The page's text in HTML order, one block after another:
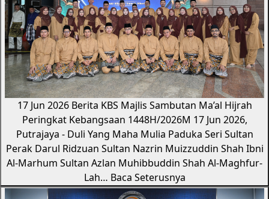
17 Jun 2026 Berita KBS Majlis Sambutan Ma’al Hijrah
Peringkat Kebangsaan 1448H/2026M 17 Jun 2026,
Putrajaya - Duli Yang Maha Mulia Paduka Seri Sultan
Perak Darul Ridzuan Sultan Nazrin Muizzuddin Shah Ibni
Al-Marhum Sultan Azlan Muhibbuddin Shah Al-Maghfur-
Lah… Baca Seterusnya